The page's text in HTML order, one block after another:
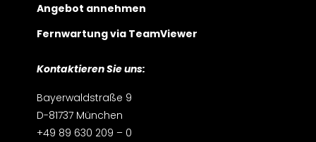
Angebot annehmen
Fernwartung via TeamViewer
Kontaktieren Sie uns:
Bayerwaldstraße 9
D-81737 München
+49 89 630 209 – 0